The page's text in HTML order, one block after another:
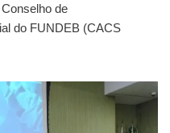
de
do FUNDEB (CACS